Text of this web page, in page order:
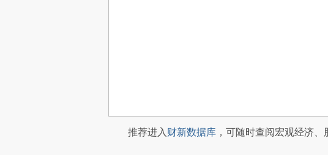
推荐进入财新数据库 ，可随时查阅宏观经济